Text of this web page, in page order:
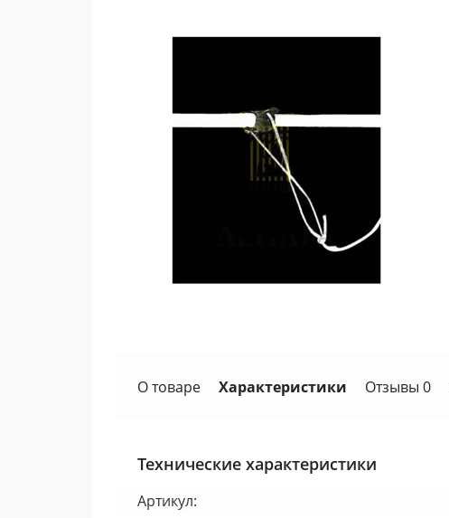
О товаре Характеристики Отзывы 0
Технические характеристики
Артикул: